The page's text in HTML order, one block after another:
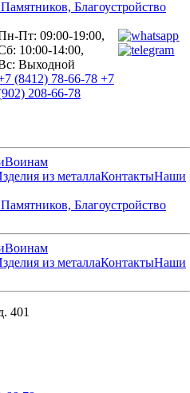
Благоустройство
Пт: 09:00-19:00,
10:00-14:00,
Выходной
(8412) 78-66-78 +7
208-66-78
Воинам
из металлаКонтактыНаши
Благоустройство
Воинам
из металлаКонтактыНаши
401